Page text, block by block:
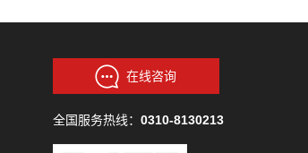
在线咨询
全国服务热线： 0310-8130213